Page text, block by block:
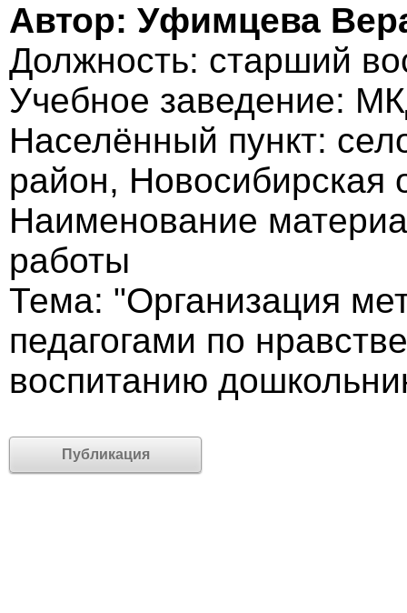
Автор: Уфимцева
Должность: старший
Учебное заведение:
Населённый пункт:
район, Новосибирская
Наименование
работы
Тема: "Организация
педагогами по
воспитанию
Публикация